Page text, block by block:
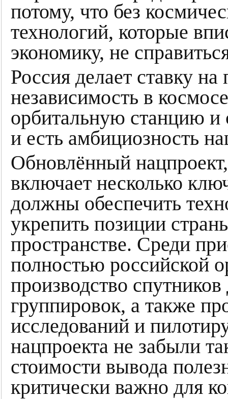
потому, что без
технологий, которые
экономику, не
Россия делает ставку
независимость в
орбитальную станцию и
и есть амбициозность
Обновлённый
включает несколько
должны обеспечить
укрепить позиции
пространстве. Среди
полностью российской
производство
группировок, а также
исследований и
нацпроекта не забыли
стоимости вывода
критически важно для